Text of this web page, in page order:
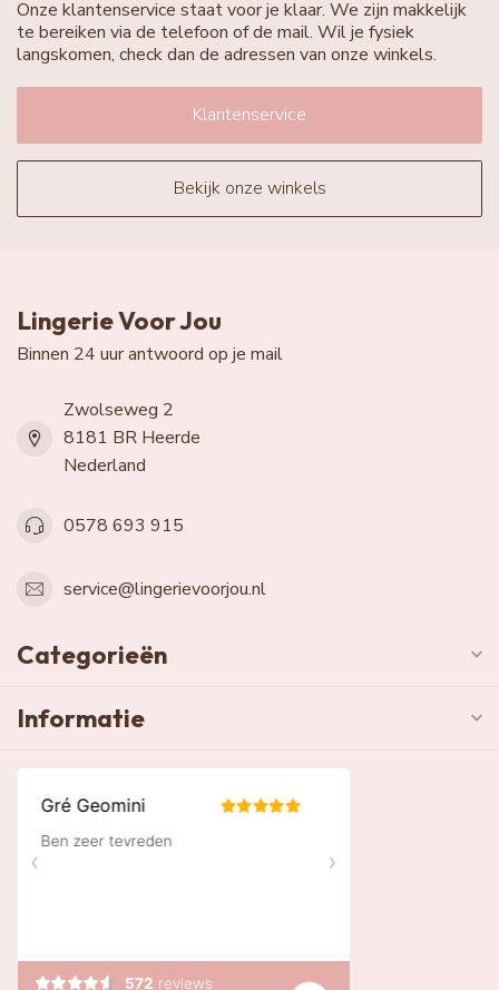
Onze klantenservice staat voor je klaar. We zijn makkelijk
te bereiken via de telefoon of de mail. Wil je fysiek
langskomen, check dan de adressen van onze winkels.
Klantenservice
Bekijk onze winkels
Lingerie Voor Jou
Binnen 24 uur antwoord op je mail
Zwolseweg 2
8181 BR Heerde
Nederland
0578 693 915
service@lingerievoorjou.nl
Categorieën
Informatie